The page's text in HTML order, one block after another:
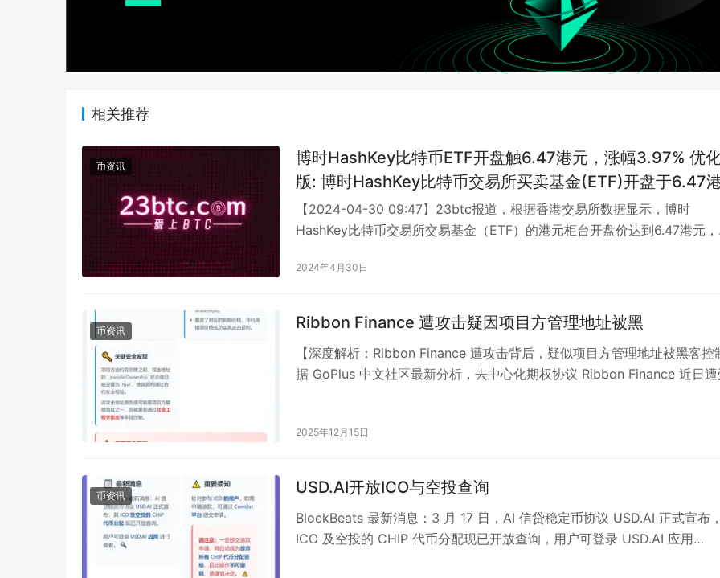
相关推荐
币资讯
博时HashKey比特币ETF开盘触6.47港元，涨幅3.97% 优化
版: 博时HashKey比特币交易所买卖基金(ETF)开盘于6.47港
元,较前收市价上涨3.97%。
【2024-04-30 09:47】23btc报道，根据香港交易所数据显示，博时
HashKey比特币交易所交易基金（ETF）的港元柜台开盘价达到6.47港元
2024年4月30日
币资讯 Ribbon Finance 遭攻击疑因项目方管理地址被黑
【深度解析：Ribbon Finance 遭攻击背后，疑似项目方管理地址被黑客控
据 GoPlus 中文社区最新分析，去中心化期权协议 Ribbon Finance 近日
2025年12月15日
币资讯 USD.AI开放ICO与空投查询
BlockBeats 最新消息：3 月 17 日，AI 信贷稳定币协议 USD.AI 正式宣布
ICO 及空投的 CHIP 代币分配现已开放查询，用户可登录 USD.AI 应用…